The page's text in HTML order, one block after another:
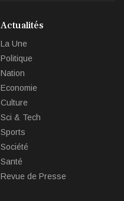
Actualités
La Une
Politique
Nation
Economie
Culture
Sci & Tech
Sports
Société
Santé
Revue de Presse